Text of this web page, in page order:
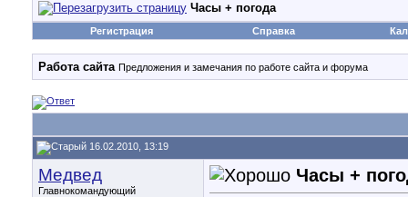
Часы + погода
Регистрация Справка
Работа сайта Предложения и замечания по работе сайта и форума
16.02.2010, 13:19
Медвед
Главнокомандующий
Часы +